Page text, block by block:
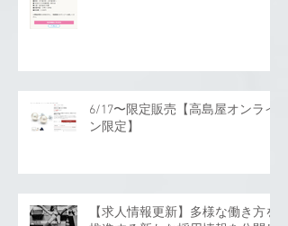
6/17〜限定販売【高島屋オンライ
ン限定】
【求人情報更新】多様な働き方を